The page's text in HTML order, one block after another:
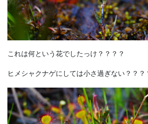
これは何という花でしたっけ？？？？
ヒメシャクナゲにしては小さ過ぎない？？？